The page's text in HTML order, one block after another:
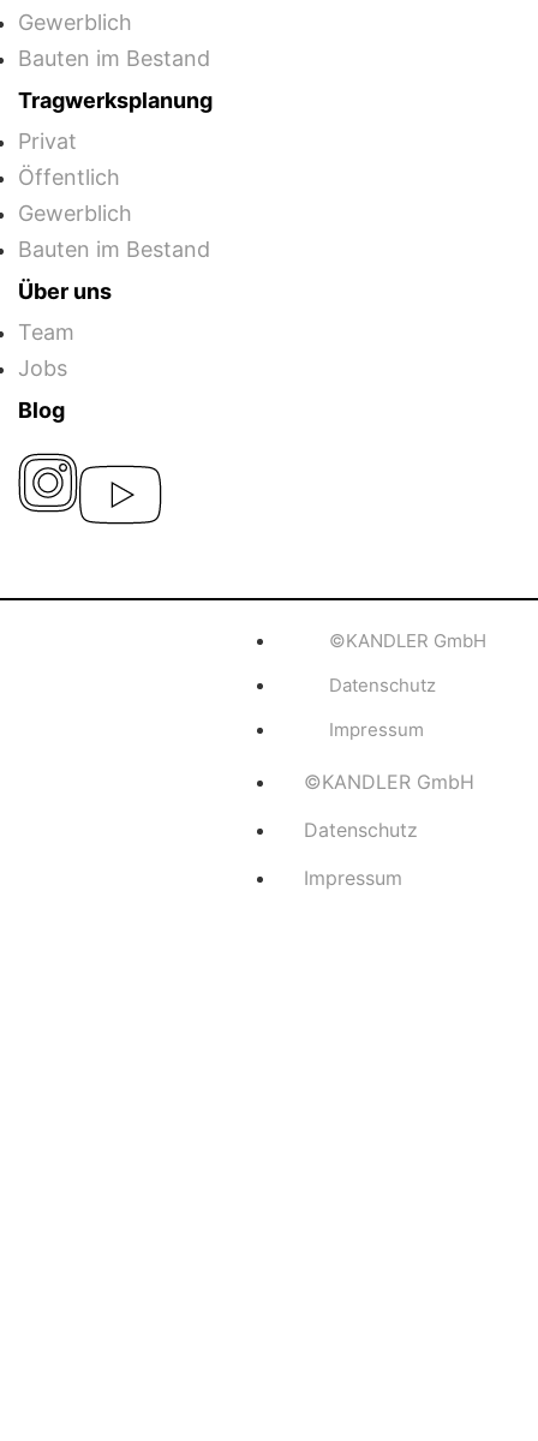
Gewerblich
Bauten im Bestand
Tragwerksplanung
Privat
Öffentlich
Gewerblich
Bauten im Bestand
Über uns
Team
Jobs
Blog
©KANDLER GmbH
Datenschutz
Impressum
©KANDLER GmbH
Datenschutz
Impressum